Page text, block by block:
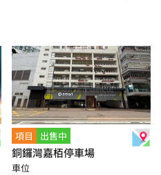
項目 出售中
銅鑼灣嘉栢停車場
車位